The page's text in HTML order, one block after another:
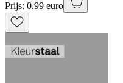
Prijs: 0.99 euro